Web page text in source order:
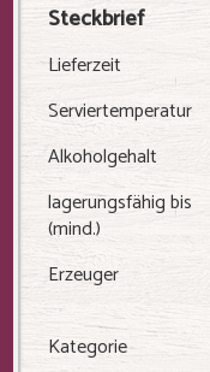
Steckbrief
Lieferzeit
Serviertemperatur
Alkoholgehalt
lagerungsfähig bis
(mind.)
Erzeuger
Kategorie